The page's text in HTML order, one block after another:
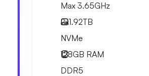
Max 3.65GHz
2x1.92TB
NVMe
128GB RAM
DDR5